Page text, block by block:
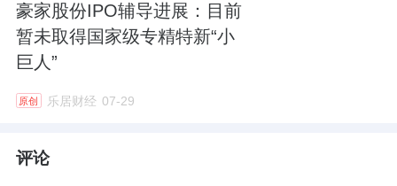
豪家股份IPO辅导进展：目前
暂未取得国家级专精特新“小
巨人”
原创 乐居财经 07-29
评论